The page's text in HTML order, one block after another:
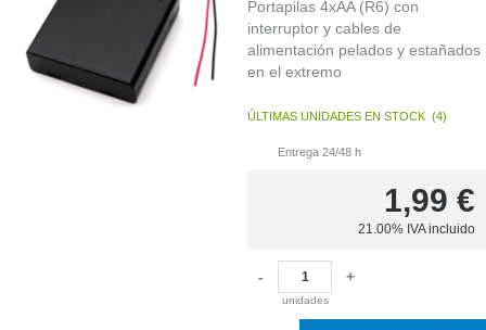
Portapilas 4xAA (R6) con
interruptor y cables de
alimentación pelados y estañados
en el extremo
ÚLTIMAS UNIDADES EN STOCK(4)
Entrega 24/48 h
1,99 €
21.00% IVA incluido
-
unidades
+